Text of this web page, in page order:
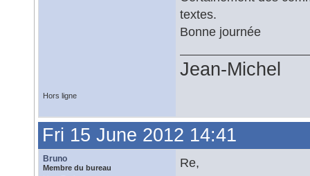
textes.
Bonne journée
Jean-Michel
Hors ligne
Fri 15 June 2012 14:41
Bruno
Membre du bureau
Re,